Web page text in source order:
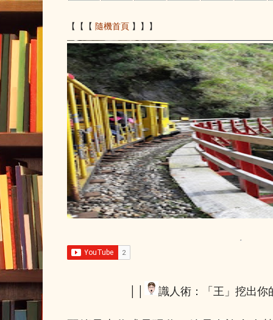
【【【 隨機首頁 】】】
識人術：「王」挖出你